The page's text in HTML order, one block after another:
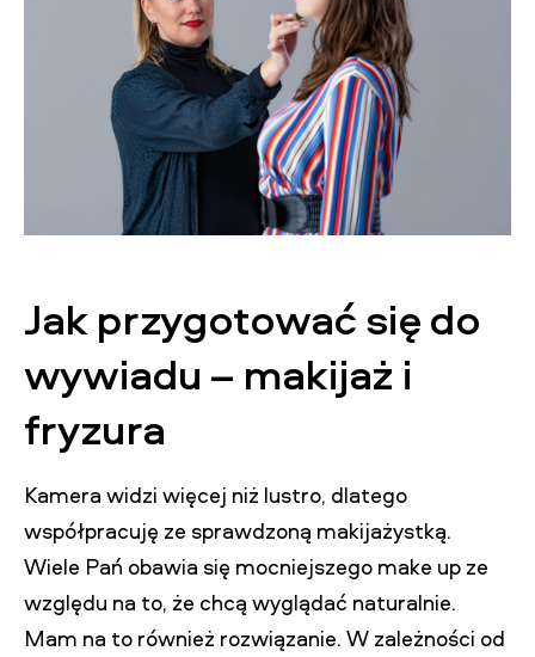
Jak przygotować się do
wywiadu – makijaż i
fryzura
Kamera widzi więcej niż lustro, dlatego
współpracuję ze sprawdzoną makijażystką.
Wiele Pań obawia się mocniejszego make up ze
względu na to, że chcą wyglądać naturalnie.
Mam na to również rozwiązanie. W zależności od